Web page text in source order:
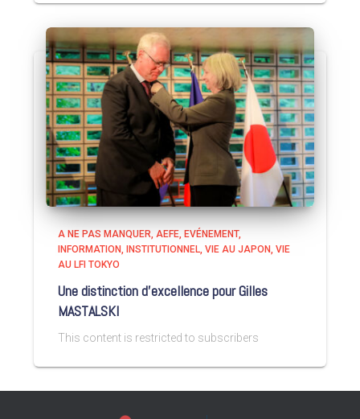
A NE PAS MANQUER AEFE EVÉNEMENT
INFORMATION
INSTITUTIONNEL VIE AU JAPON VIE
AU LFI TOKYO
Une distinction d’excellence pour Gilles
MASTALSKI
This content is restricted to subscribers